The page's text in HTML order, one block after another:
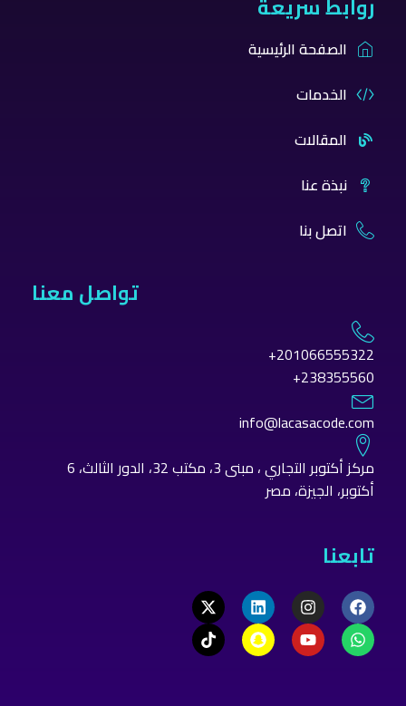
الصفحة الرئيسية
الخدمات
المقالات
نبذة عنا
اتصل بنا
تواصل معنا
201066555322+
238355560+
info@lacasacode.com
مركز أكتوبر التجاري ، مبنى 3، مكتب 32، الدور الثالث، 6
أكتوبر، الجيزة، مصر
تابعنا